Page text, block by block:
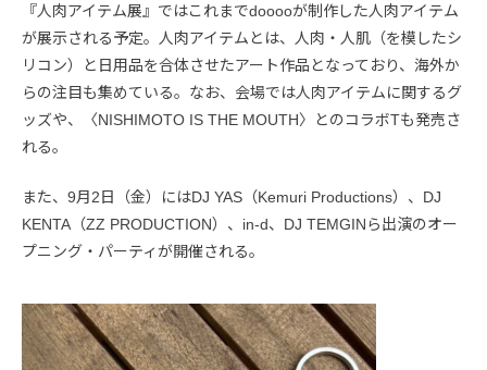
『人肉アイテム展』ではこれまでdooooが制作した人肉アイテム
が展示される予定。人肉アイテムとは、人肉・人肌（を模したシ
リコン）と日用品を合体させたアート作品となっており、海外か
らの注目も集めている。なお、会場では人肉アイテムに関するグ
ッズや、〈NISHIMOTO IS THE MOUTH〉とのコラボTも発売さ
れる。
また、9月2日（金）にはDJ YAS（Kemuri Productions）、DJ
KENTA（ZZ PRODUCTION）、in-d、DJ TEMGINら出演のオー
プニング・パーティが開催される。